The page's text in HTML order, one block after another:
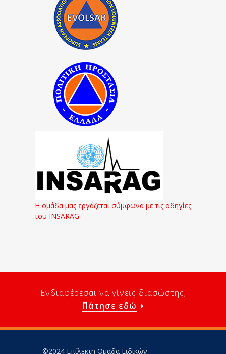
Η ομάδα μας εργάζεται σύμφωνα με τις οδηγίες
του INSARAG
Ενδιαφέρεσαι να γίνεις διασώστης;
Πάτησε εδώ
©2024 Επίλεκτη Ομάδα Ειδικών